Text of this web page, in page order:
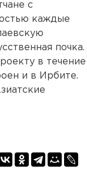
с
каждые
почка.
в течение
и в Ирбите.